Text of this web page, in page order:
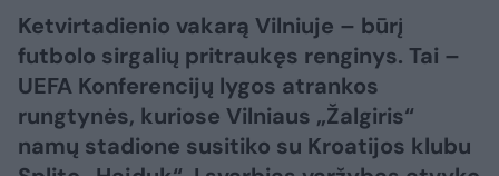
Ketvirtadienio vakarą Vilniuje – būrį
futbolo sirgalių pritraukęs renginys. Tai –
UEFA Konferencijų lygos atrankos
rungtynės, kuriose Vilniaus „Žalgiris“
namų stadione susitiko su Kroatijos klubu